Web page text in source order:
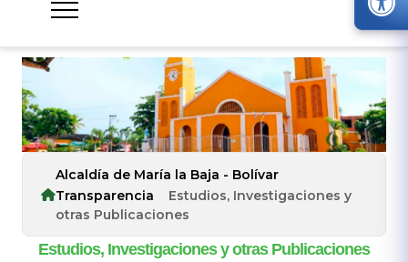
Alcaldía de María la Baja - Bolívar
Transparencia
Estudios, Investigaciones y
otras Publicaciones
Estudios, Investigaciones y otras Publicaciones